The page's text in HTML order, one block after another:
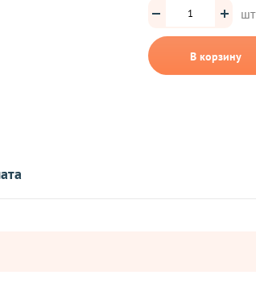
шт
В корзину